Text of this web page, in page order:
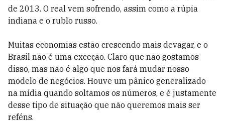
de 2013. O real vem sofrendo, assim como a rúpia
indiana e o rublo russo.
Muitas economias estão crescendo mais devagar, e o
Brasil não é uma exceção. Claro que não gostamos
disso, mas não é algo que nos fará mudar nosso
modelo de negócios. Houve um pânico generalizado
na mídia quando soltamos os números, e é justamente
desse tipo de situação que não queremos mais ser
reféns.